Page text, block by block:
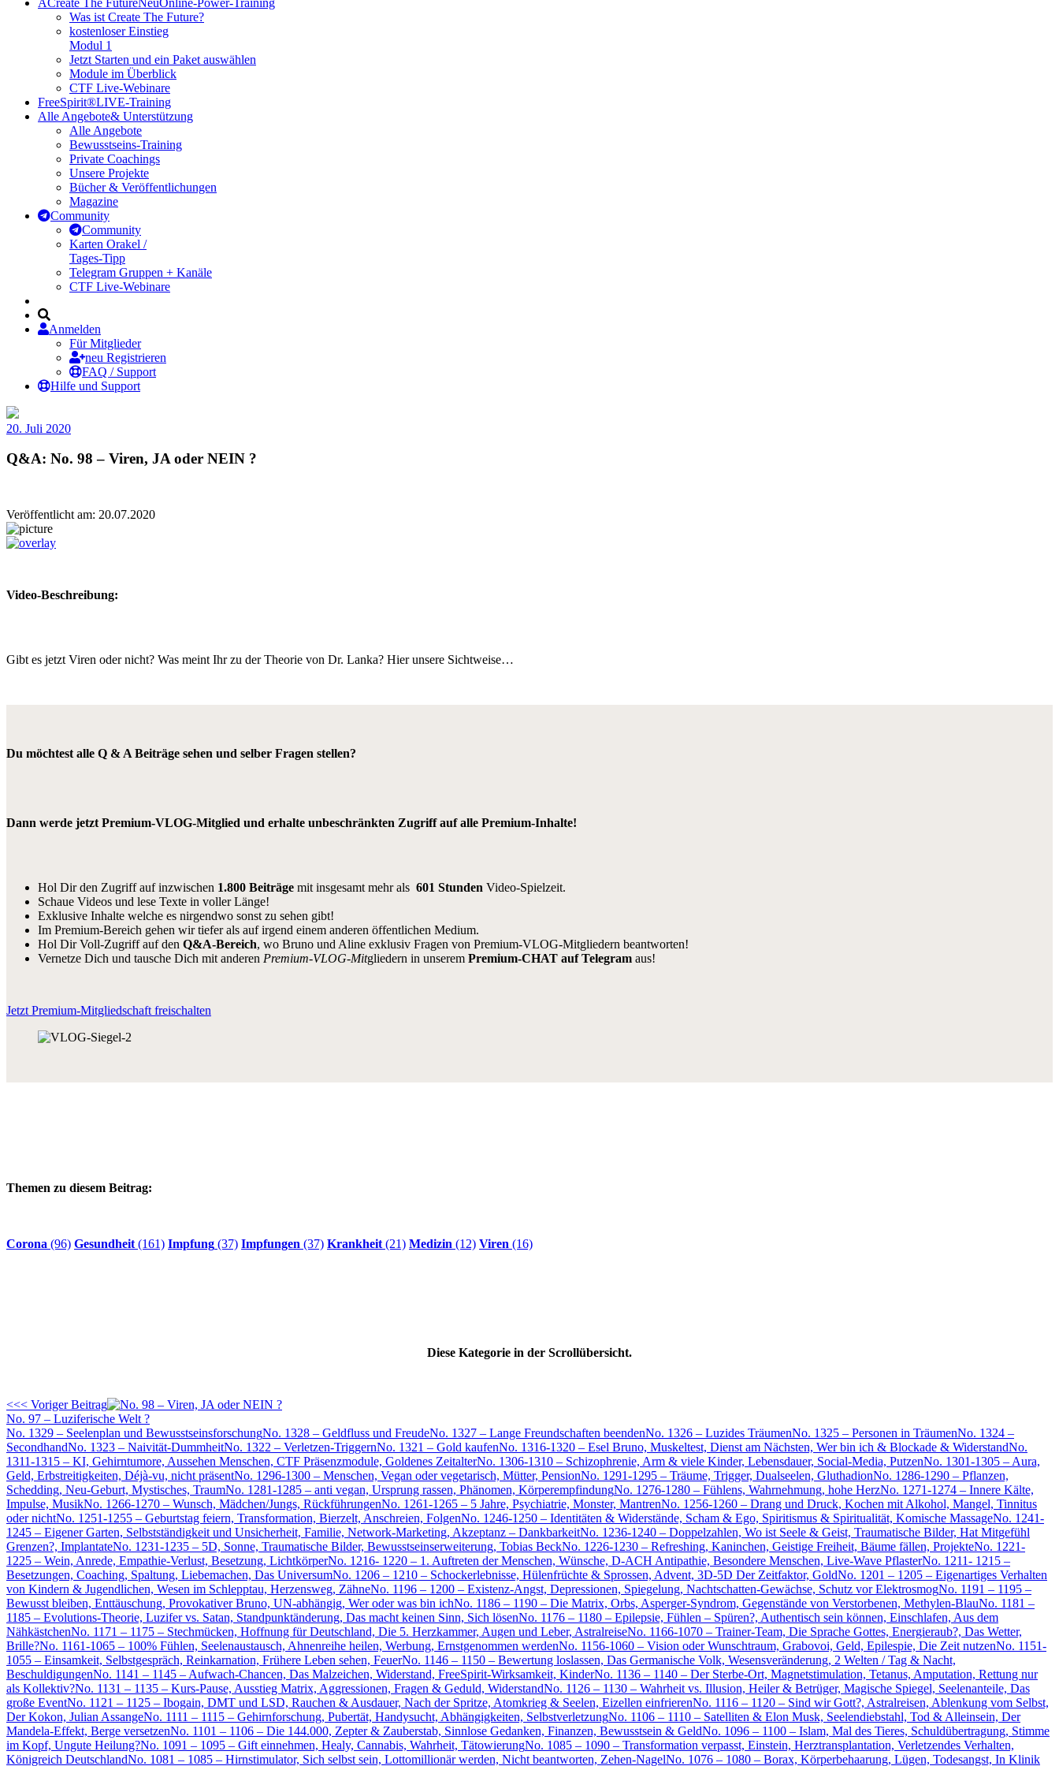
Was ist Create The Future?
kostenloser Einstieg
Modul 1
Jetzt Starten und ein Paket auswählen
Module im Überblick
CTF Live-Webinare
FreeSpirit®LIVE-Training
Alle Angebote& Unterstützung
Alle Angebote
Bewusstseins-Training
Private Coachings
Unsere Projekte
Bücher & Veröffentlichungen
Magazine
Community
Community
Karten Orakel /
Tages-Tipp
Telegram Gruppen + Kanäle
CTF Live-Webinare
Anmelden
Für Mitglieder
neu Registrieren
FAQ / Support
Hilfe und Support
20. Juli 2020
Q&A: No. 98 – Viren, JA oder NEIN ?
Veröffentlicht am: 20.07.2020
Video-Beschreibung:
Gibt es jetzt Viren oder nicht? Was meint Ihr zu der Theorie von Dr. Lanka? Hier unsere Sichtweise…
Du möchtest alle Q & A Beiträge sehen und selber Fragen stellen?
Dann werde jetzt Premium-VLOG-Mitglied und erhalte unbeschränkten Zugriff auf alle Premium-Inhalte!
Hol Dir den Zugriff auf inzwischen 1.800 Beiträge mit insgesamt mehr als 601 Stunden Video-Spielzeit.
Schaue Videos und lese Texte in voller Länge!
Exklusive Inhalte welche es nirgendwo sonst zu sehen gibt!
Im Premium-Bereich gehen wir tiefer als auf irgend einem anderen öffentlichen Medium.
Hol Dir Voll-Zugriff auf den Q&A-Bereich, wo Bruno und Aline exklusiv Fragen von Premium-VLOG-Mitgliedern beantworten!
Vernetze Dich und tausche Dich mit anderen Premium-VLOG-Mitgliedern in unserem Premium-CHAT auf Telegram aus!
Jetzt Premium-Mitgliedschaft freischalten
Themen zu diesem Beitrag:
Corona (96) Gesundheit (161) Impfung (37) Impfungen (37) Krankheit (21) Medizin (12) Viren (16)
Diese Kategorie in der Scrollübersicht.
<<< Voriger Beitrag
No. 97 – Luziferische Welt ?
No. 1329 – Seelenplan und BewusstseinsforschungNo. 1328 – Geldfluss und FreudeNo. 1327 – Lange Freundschaften beendenNo. 1326 – Luzides TräumenNo. 1325 – Personen in TräumenNo. 1324 –
SecondhandNo. 1323 – Naivität-DummheitNo. 1322 – Verletzen-TriggernNo. 1321 – Gold kaufenNo. 1316-1320 – Esel Bruno, Muskeltest, Dienst am Nächsten, Wer bin ich & Blockade & WiderstandNo.
1311-1315 – KI, Gehirntumore, Aussehen Menschen, CTF Präsenzmodule, Goldenes ZeitalterNo. 1306-1310 – Schizophrenie, Arm & viele Kinder, Lebensdauer, Social-Media, PutzenNo. 1301-1305 – Aura,
Geld, Erbstreitigkeiten, Déjà-vu, nicht präsentNo. 1296-1300 – Menschen, Vegan oder vegetarisch, Mütter, PensionNo. 1291-1295 – Träume, Trigger, Dualseelen, GluthadionNo. 1286-1290 – Pflanzen,
Schedding, Neu-Geburt, Mystisches, TraumNo. 1281-1285 – anti vegan, Ursprung rassen, Phänomen, KörperempfindungNo. 1276-1280 – Fühlens, Wahrnehmung, hohe HerzNo. 1271-1274 – Innere Kälte,
Impulse, MusikNo. 1266-1270 – Wunsch, Mädchen/Jungs, RückführungenNo. 1261-1265 – 5 Jahre, Psychiatrie, Monster, MantrenNo. 1256-1260 – Drang und Druck, Kochen mit Alkohol, Mangel, Tinnitus
oder nichtNo. 1251-1255 – Geburtstag feiern, Transformation, Bierzelt, Anschreien, FolgenNo. 1246-1250 – Identitäten & Widerstände, Scham & Ego, Spiritismus & Spiritualität, Komische MassageNo. 1241-
1245 – Eigener Garten, Selbstständigkeit und Unsicherheit, Familie, Network-Marketing, Akzeptanz – DankbarkeitNo. 1236-1240 – Doppelzahlen, Wo ist Seele & Geist, Traumatische Bilder, Hat Mitgefühl
Grenzen?, ImplantateNo. 1231-1235 – 5D, Sonne, Traumatische Bilder, Bewusstseinserweiterung, Tobias BeckNo. 1226-1230 – Refreshing, Kaninchen, Geistige Freiheit, Bäume fällen, ProjekteNo. 1221-
1225 – Wein, Anrede, Empathie-Verlust, Besetzung, LichtkörperNo. 1216- 1220 – 1. Auftreten der Menschen, Wünsche, D-ACH Antipathie, Besondere Menschen, Live-Wave PflasterNo. 1211- 1215 –
Besetzungen, Coaching, Spaltung, Liebemachen, Das UniversumNo. 1206 – 1210 – Schockerlebnisse, Hülenfrüchte & Sprossen, Advent, 3D-5D Der Zeitfaktor, GoldNo. 1201 – 1205 – Eigenartiges Verhalten
von Kindern & Jugendlichen, Wesen im Schlepptau, Herzensweg, ZähneNo. 1196 – 1200 – Existenz-Angst, Depressionen, Spiegelung, Nachtschatten-Gewächse, Schutz vor ElektrosmogNo. 1191 – 1195 –
Bewusst bleiben, Enttäuschung, Provokativer Bruno, UN-abhängig, Wer oder was bin ichNo. 1186 – 1190 – Die Matrix, Orbs, Asperger-Syndrom, Gegenstände von Verstorbenen, Methylen-BlauNo. 1181 –
1185 – Evolutions-Theorie, Luzifer vs. Satan, Standpunktänderung, Das macht keinen Sinn, Sich lösenNo. 1176 – 1180 – Epilepsie, Fühlen – Spüren?, Authentisch sein können, Einschlafen, Aus dem
NähkästchenNo. 1171 – 1175 – Stechmücken, Hoffnung für Deutschland, Die 5. Herzkammer, Augen und Leber, AstralreiseNo. 1166-1070 – Trainer-Team, Die Sprache Gottes, Energieraub?, Das Wetter,
Brille?No. 1161-1065 – 100% Fühlen, Seelenaustausch, Ahnenreihe heilen, Werbung, Ernstgenommen werdenNo. 1156-1060 – Vision oder Wunschtraum, Grabovoi, Geld, Epilespie, Die Zeit nutzenNo. 1151-
1055 – Einsamkeit, Selbstgespräch, Reinkarnation, Frühere Leben sehen, FeuerNo. 1146 – 1150 – Bewertung loslassen, Das Germanische Volk, Wesensveränderung, 2 Welten / Tag & Nacht,
BeschuldigungenNo. 1141 – 1145 – Aufwach-Chancen, Das Malzeichen, Widerstand, FreeSpirit-Wirksamkeit, KinderNo. 1136 – 1140 – Der Sterbe-Ort, Magnetstimulation, Tetanus, Amputation, Rettung nur
als Kollektiv?No. 1131 – 1135 – Kurs-Pause, Ausstieg Matrix, Aggressionen, Fragen & Geduld, WiderstandNo. 1126 – 1130 – Wahrheit vs. Illusion, Heiler & Betrüger, Magische Spiegel, Seelenanteile, Das
große EventNo. 1121 – 1125 – Ibogain, DMT und LSD, Rauchen & Ausdauer, Nach der Spritze, Atomkrieg & Seelen, Eizellen einfrierenNo. 1116 – 1120 – Sind wir Gott?, Astralreisen, Ablenkung vom Selbst,
Der Kokon, Julian AssangeNo. 1111 – 1115 – Gehirnforschung, Pubertät, Handysucht, Abhängigkeiten, SelbstverletzungNo. 1106 – 1110 – Satelliten & Elon Musk, Seelendiebstahl, Tod & Alleinsein, Der
Mandela-Effekt, Berge versetzenNo. 1101 – 1106 – Die 144.000, Zepter & Zauberstab, Sinnlose Gedanken, Finanzen, Bewusstsein & GeldNo. 1096 – 1100 – Islam, Mal des Tieres, Schuldübertragung, Stimme
im Kopf, Ungute Heilung?No. 1091 – 1095 – Gift einnehmen, Healy, Cannabis, Wahrheit, TätowierungNo. 1085 – 1090 – Transformation verpasst, Einstein, Herztransplantation, Verletzendes Verhalten,
Königreich DeutschlandNo. 1081 – 1085 – Hirnstimulator, Sich selbst sein, Lottomillionär werden, Nicht beantworten, Zehen-NagelNo. 1076 – 1080 – Borax, Körperbehaarung, Lügen, Todesangst, In Klinik